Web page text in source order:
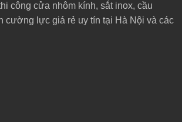
công cửa nhôm kính, sắt inox, cầu
cường lực giá rẻ uy tín tại Hà Nội và các